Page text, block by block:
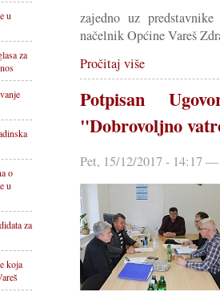
u
za
o
u
za
koja
zajedno uz
načelnik Općine Vareš
Pročitaj više
Potpisan
"Dobrovoljno
Pet, 15/12/2017 - 14:17